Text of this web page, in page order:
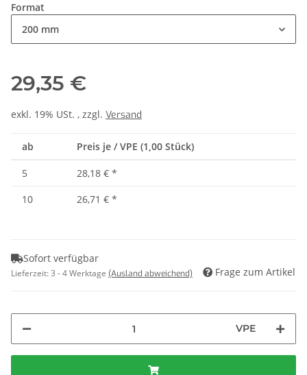
Format
200 mm
29,35 €
exkl. 19% USt. , zzgl. Versand
ab Preis je / VPE (1,00 Stück)
5 28,18 € *
10
26,71 € *
Sofort verfügbar
Lieferzeit:3 - 4 Werktage (Ausland abweichend) Frage zum Artikel
VPE